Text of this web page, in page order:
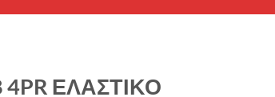
4PR ΕΛΑΣΤΙΚΟ